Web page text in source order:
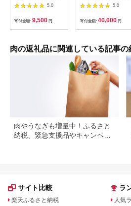
缶セット AI0335.0
寄付金額: 9,500 円
ク) 福島牛 | 国産 肉
お肉 ギフト お取り寄
せ プレゼント 今野畜
産 福島 bp002-aa
5.0
寄付金額: 40,000 円
肉の返礼品に関連している記事の
肉やうなぎも増量中！ふるさと
納税、緊急支援品やキャンペー
サイト比較
楽天ふるさと納税
ラ
人気